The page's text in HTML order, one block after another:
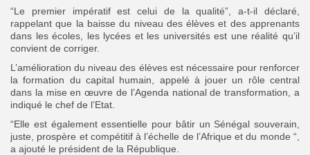
“Le premier impératif est celui de la qualité”, a-t-il déclaré,
rappelant que la baisse du niveau des élèves et des apprenants
dans les écoles, les lycées et les universités est une réalité qu’il
convient de corriger.
L’amélioration du niveau des élèves est nécessaire pour renforcer
la formation du capital humain, appelé à jouer un rôle central
dans la mise en œuvre de l’Agenda national de transformation, a
indiqué le chef de l’Etat.
“Elle est également essentielle pour bâtir un Sénégal souverain,
juste, prospère et compétitif à l’échelle de l’Afrique et du monde “,
a ajouté le président de la République.